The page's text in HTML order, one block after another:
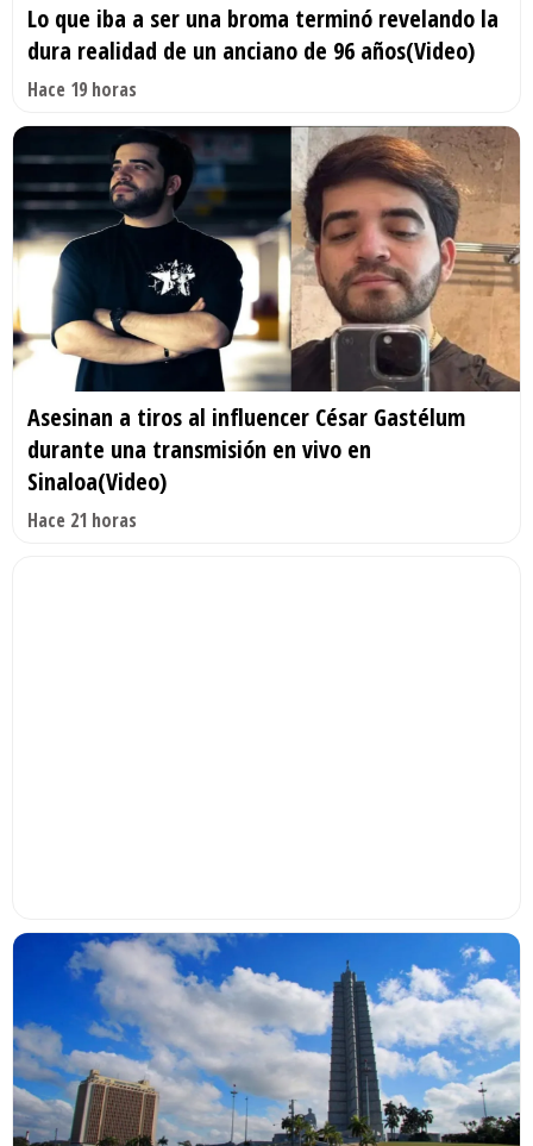
Lo que iba a ser una broma terminó revelando la
dura realidad de un anciano de 96 años(Video)
Hace 19 horas
Asesinan a tiros al influencer César Gastélum
durante una transmisión en vivo en
Sinaloa(Video)
Hace 21 horas